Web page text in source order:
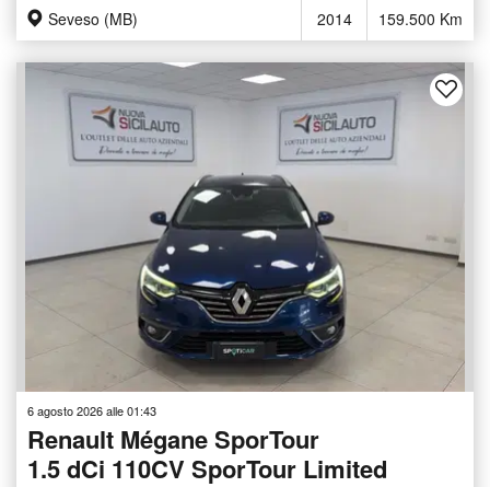
Seveso (MB) 2014 159.500 Km
6 agosto 2026 alle 01:43
Renault Mégane SporTour
1.5 dCi 110CV SporTour Limited